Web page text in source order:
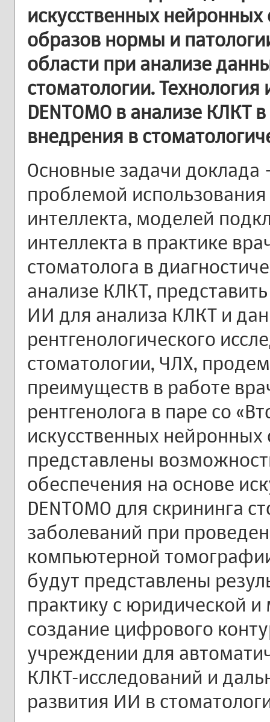
искусственных
образов нормы и
области при анализе
стоматологии. Технология
DENTOMO в анализе КЛКТ
внедрения в
Основные задачи доклада
проблемой использования
интеллекта, моделей
интеллекта в практике
стоматолога в
анализе КЛКТ,
ИИ для анализа КЛКТ и
рентгенологического
стоматологии, ЧЛХ,
преимуществ в работе
рентгенолога в паре со
искусственных нейронных
представлены
обеспечения на основе
DENTOMO для скрининга
заболеваний при
компьютерной
будут представлены
практику с юридической
создание цифрового
учреждении для
КЛКТ-исследований и
развития ИИ в